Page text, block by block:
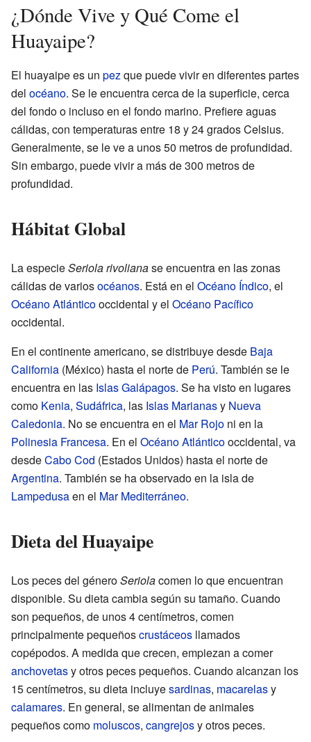
¿Dónde Vive y Qué Come el
Huayaipe?
El huayaipe es un pezque puede vivir en diferentes partes
del océano. Se le encuentra cerca de la superficie, cerca
del fondo o incluso en el fondo marino. Prefiere aguas
cálidas, con temperaturas entre 18 y 24 grados Celsius.
Generalmente, se le ve a unos 50 metros de profundidad.
Sin embargo, puede vivir a más de 300 metros de
profundidad.
Hábitat Global
La especieSeriola rivolianase encuentra en las zonas
cálidas de variosocéanos. Está en el Océano Índico, el
Océano Atlánticooccidental y el Océano Pacífico
occidental.
En el continente americano, se distribuye desde Baja
California (México) hasta el norte de Perú. También se le
encuentra en las Islas Galápagos. Se ha visto en lugares
como Kenia, Sudáfrica, las Islas Marianasy Nueva
Caledonia. No se encuentra en el Mar Rojo ni en la
Polinesia Francesa. En el Océano Atlánticooccidental, va
desdeCabo Cod (Estados Unidos) hasta el norte de
Argentina. También se ha observado en la isla de
Lampedusaen el Mar Mediterráneo.
Dieta del Huayaipe
Los peces del géneroSeriolacomen lo que encuentran
disponible. Su dieta cambia según su tamaño. Cuando
son pequeños, de unos 4 centímetros, comen
principalmente pequeñoscrustáceos llamados
copépodos. A medida que crecen, empiezan a comer
anchovetasy otros peces pequeños. Cuando alcanzan los
15 centímetros, su dieta incluyesardinas, macarelasy
calamares. En general, se alimentan de animales
pequeños como moluscos, cangrejosy otros peces.